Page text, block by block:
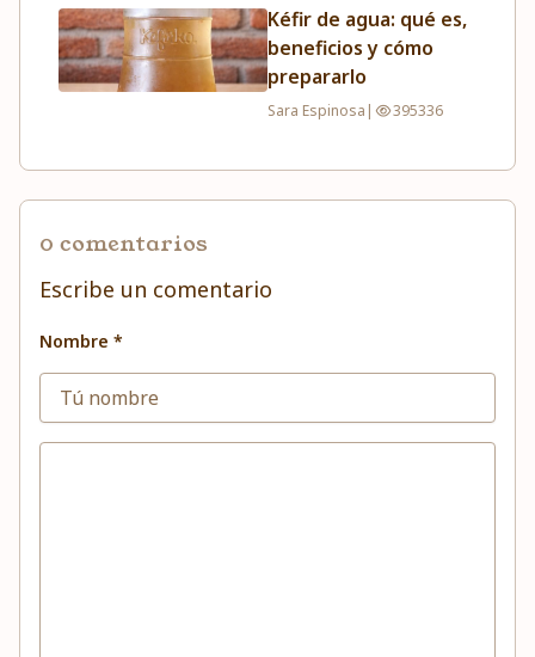
Kéfir de agua: qué es,
beneficios y cómo
prepararlo
Sara Espinosa | 395336
0 comentarios
Escribe un comentario
Nombre *